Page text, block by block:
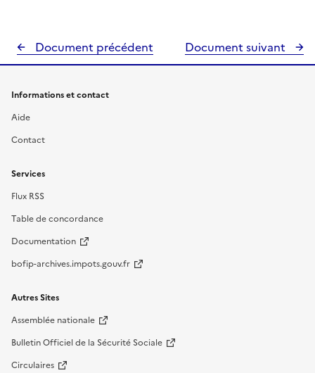
Document précédent Document suivant
Informations et contact
Aide
Contact
Services
Flux RSS
Table de concordance
Documentation
bofip-archives.impots.gouv.fr
Autres Sites
Assemblée nationale
Bulletin Officiel de la Sécurité Sociale
Circulaires